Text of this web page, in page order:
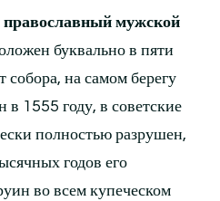
мужской
буквально в пяти
собора, на самом берегу
в 1555 году, в советские
полностью разрушен,
годов его
во всем купеческом